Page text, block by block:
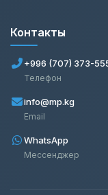
Контакты
+996 (707) 373-
Телефон
info@mp.kg
Email
WhatsApp
Мессенджер